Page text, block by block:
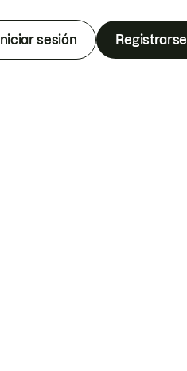
Iniciar sesión Registrarse